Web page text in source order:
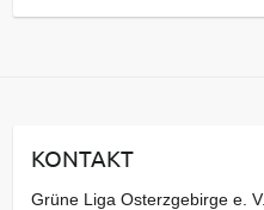
a
v
KONTAKT
Grüne Liga Osterzgebirge e. V.